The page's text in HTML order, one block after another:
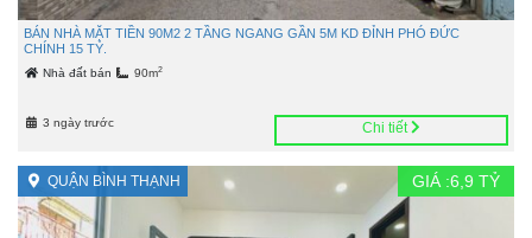
BÁN NHÀ MẶT TIỀN 90M2 2 TẦNG NGANG GẦN 5M KD ĐỈNH PHÓ ĐỨC
CHÍNH 15 TỶ.
Nhà đất bán 90m2
3 ngày trước Chi tiết
QUẬN BÌNH THẠNH GIÁ :6,9 TỶ